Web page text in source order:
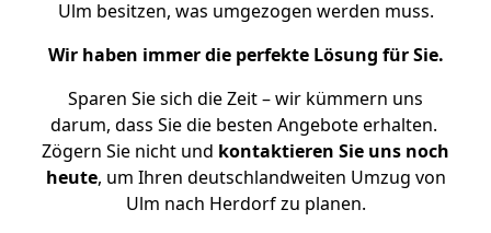
Ulm besitzen, was umgezogen werden muss.
Wir haben immer die perfekte Lösung für Sie.
Sparen Sie sich die Zeit – wir kümmern uns
darum, dass Sie die besten Angebote erhalten.
Zögern Sie nicht und kontaktieren Sie uns noch
heute, um Ihren deutschlandweiten Umzug von
Ulm nach Herdorf zu planen.